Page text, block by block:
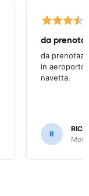
da
in aeroporto
navetta.
R